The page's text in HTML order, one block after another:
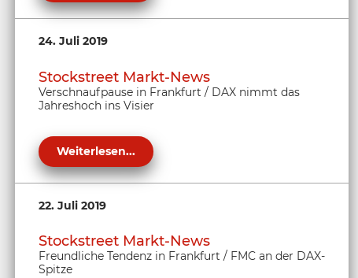
24. Juli 2019
Stockstreet Markt-News
Verschnaufpause in Frankfurt / DAX nimmt das
Jahreshoch ins Visier
Weiterlesen...
22. Juli 2019
Stockstreet Markt-News
Freundliche Tendenz in Frankfurt / FMC an der DAX-
Spitze